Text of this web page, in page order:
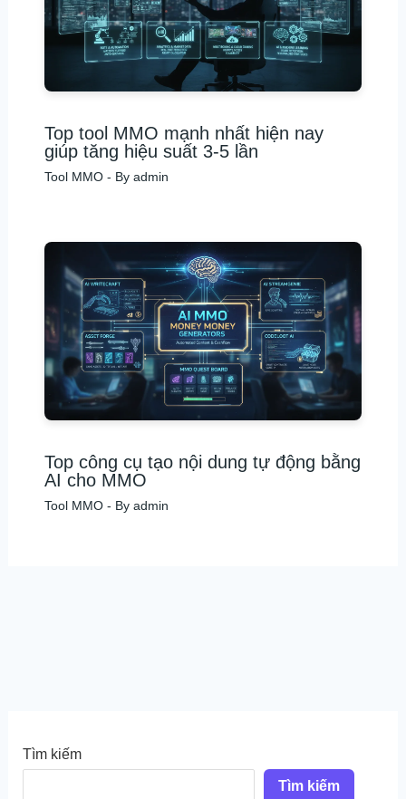
Top tool MMO mạnh nhất hiện nay
giúp tăng hiệu suất 3-5 lần
Tool MMO- By admin
Top công cụ tạo nội dung tự động bằng
AI cho MMO
Tool MMO- By admin
Tìm kiếm
Tìm kiếm